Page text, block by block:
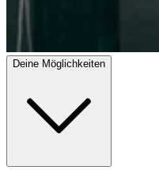
Deine Möglichkeiten